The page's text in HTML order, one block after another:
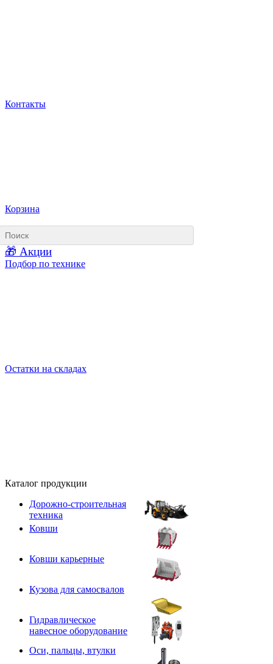
Контакты
Корзина
🎁 Акции
Подбор по технике
Остатки на складах
Каталог продукции
Дорожно-строительная
техника
Ковши
Ковши карьерные
Кузова для самосвалов
Гидравлическое
навесное оборудование
Оси, пальцы, втулки